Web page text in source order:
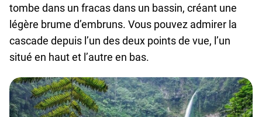
tombe dans un fracas dans un bassin, créant une
légère brume d’embruns. Vous pouvez admirer la
cascade depuis l’un des deux points de vue, l’un
situé en haut et l’autre en bas.